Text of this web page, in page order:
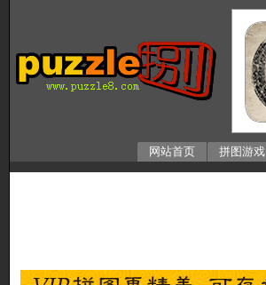
网站首页 拼图游戏